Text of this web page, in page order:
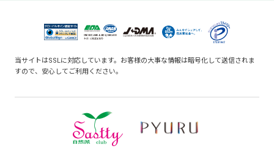
当サイトはSSLに対応しています。お客様の大事な情報は暗号化して送信されま
すので、安心してご利用ください。